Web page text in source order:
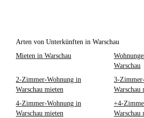
Arten von Unterkünften in Warschau
Mieten in Warschau
Warschau
2-Zimmer-Wohnung in
Warschau mieten
3-
Warschau
4-Zimmer-Wohnung in
Warschau mieten
+4-
Warschau